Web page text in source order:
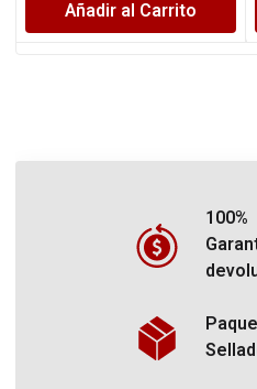
Añadir al Carrito
100%